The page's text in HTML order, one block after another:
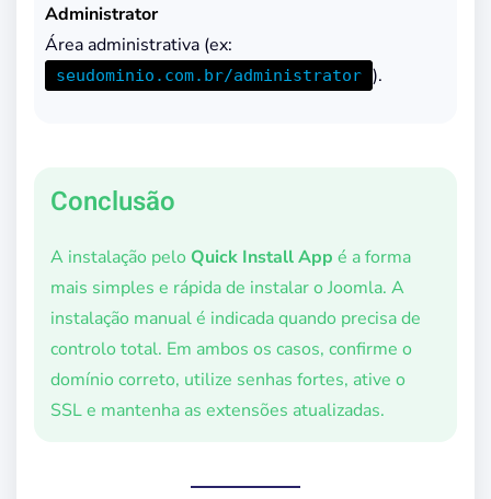
Administrator
Área administrativa (ex:
seudominio.com.br/administrator ).
Conclusão
A instalação pelo Quick Install App é a forma
mais simples e rápida de instalar o Joomla. A
instalação manual é indicada quando precisa de
controlo total. Em ambos os casos, confirme o
domínio correto, utilize senhas fortes, ative o
SSL e mantenha as extensões atualizadas.